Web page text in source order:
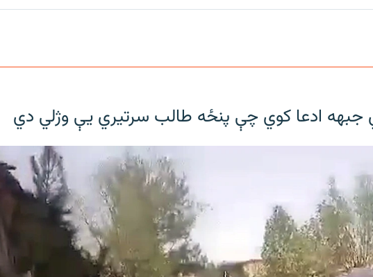
جبهه ادعا کوي چې پنځه طالب سرتیري يې وژلي دي